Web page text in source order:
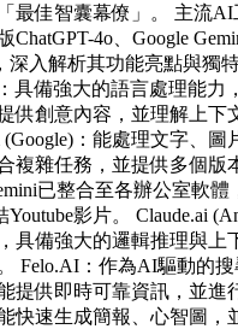
最佳智囊幕僚」。 主流
4o、Google
深入解析其功能亮點與獨
具備強大的語言處理能力
供創意內容，並理解上下
：能處理文字、圖
複雜任務，並提供多個版
已整合至各辦公室軟
影片。 Claude.ai
具備強大的邏輯推理與上
Felo.AI：作為AI驅動的
提供即時可靠資訊，並進
快速生成簡報、心智圖，